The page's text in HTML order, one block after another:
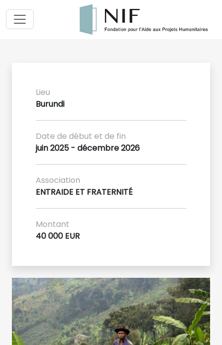
Lieu
Burundi
Date de début et de fin
juin 2025 - décembre 2026
Association
ENTRAIDE ET FRATERNITÉ
Montant
40 000 EUR